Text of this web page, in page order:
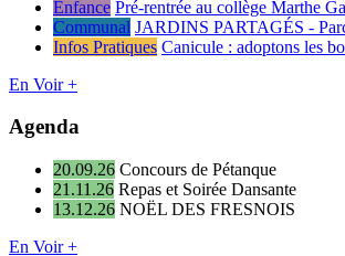
Enfance Pré-rentrée au collège Marthe
Communal JARDINS PARTAGÉS -
Infos Pratiques Canicule : adoptons les
En Voir +
Agenda
20.09.26 Concours de Pétanque
21.11.26 Repas et Soirée Dansante
13.12.26 NOËL DES FRESNOIS
En Voir +